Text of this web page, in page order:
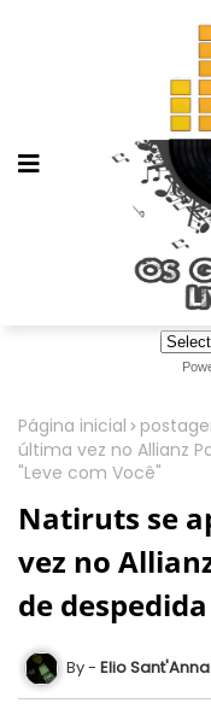
Página inicial
última vez no Allianz
"Leve com Você"
Natiruts se
vez no
de
Elio Sant'Anna